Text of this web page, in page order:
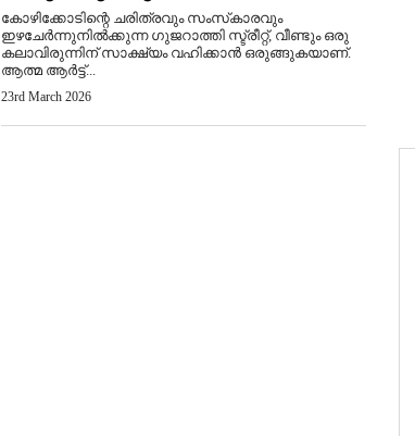
കോഴിക്കോടിന്റെ ചരിത്രവും സംസ്‌കാരവും
ഇഴചേർന്നുനിൽക്കുന്ന ഗുജറാത്തി സ്ട്രീറ്റ്, വീണ്ടും ഒരു
കലാവിരുന്നിന് സാക്ഷ്യം വഹിക്കാൻ ഒരുങ്ങുകയാണ്.
ആത്മ ആർട്ട്...
23rd March 2026